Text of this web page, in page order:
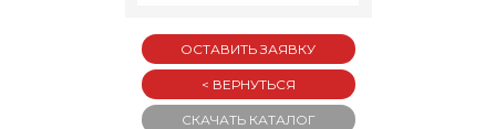
< ВЕРНУТЬСЯ
ОСТАВИТЬ ЗАЯВКУ
СКАЧАТЬ КАТАЛОГ